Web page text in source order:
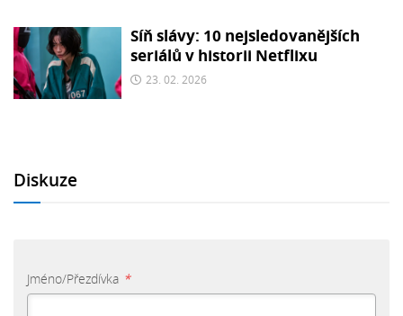
Síň slávy: 10 nejsledovanějších
seriálů v historii Netflixu
23. 02. 2026
Diskuze
Jméno/Přezdívka *